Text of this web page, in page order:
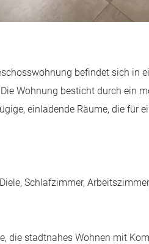
befindet sich in
Wohnung besticht durch ein
einladende Räume, die für
Schlafzimmer,
die stadtnahes Wohnen mit